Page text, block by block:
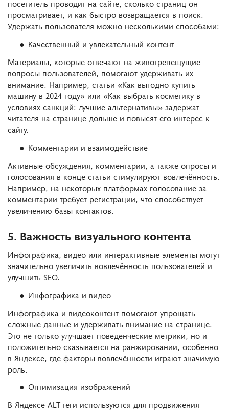
посетитель проводит на сайте, сколько страниц он
просматривает, и как быстро возвращается в поиск.
Удержать пользователя можно несколькими способами:
Качественный и увлекательный контент
Материалы, которые отвечают на животрепещущие
вопросы пользователей, помогают удерживать их
внимание. Например, статьи «Как выгодно купить
машину в 2024 году» или «Как выбрать косметику в
условиях санкций: лучшие альтернативы» задержат
читателя на странице дольше и повысят его интерес к
сайту.
Комментарии и взаимодействие
Активные обсуждения, комментарии, а также опросы и
голосования в конце статьи стимулируют вовлечённость.
Например, на некоторых платформах голосование за
комментарии требует регистрации, что способствует
увеличению базы контактов.
5. Важность визуального контента
Инфографика, видео или интерактивные элементы могут
значительно увеличить вовлечённость пользователей и
улучшить SEO.
Инфографика и видео
Инфографика и видеоконтент помогают упрощать
сложные данные и удерживать внимание на странице.
Это не только улучшает поведенческие метрики, но и
положительно сказывается на ранжировании, особенно
в Яндексе, где факторы вовлечённости играют значимую
роль.
Оптимизация изображений
В Яндексе ALT-теги используются для продвижения